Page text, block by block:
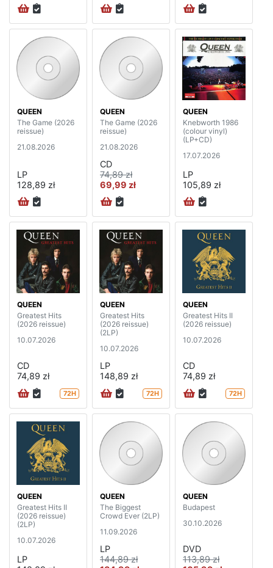
QUEEN
The Game (2026
reissue)
21.08.2026
LP
128,89 zł
QUEEN
The Game (2026
reissue)
21.08.2026
CD
74,89 zł
69,99 zł
QUEEN
Knebworth 1986
(colour vinyl)
(LP+CD)
17.07.2026
LP
105,89 zł
QUEEN
Greatest Hits
(2026 reissue)
10.07.2026
CD
74,89 zł
72H
QUEEN
Greatest Hits
(2026 reissue)
(2LP)
10.07.2026
LP
148,89 zł
72H
QUEEN
Greatest Hits II
(2026 reissue)
10.07.2026
CD
74,89 zł
72H
QUEEN
Greatest Hits II
(2026 reissue)
(2LP)
10.07.2026
LP
QUEEN
The Biggest
Crowd Ever (2LP)
11.09.2026
LP
144,89 zł
QUEEN
Budapest
30.10.2026
DVD
113,89 zł